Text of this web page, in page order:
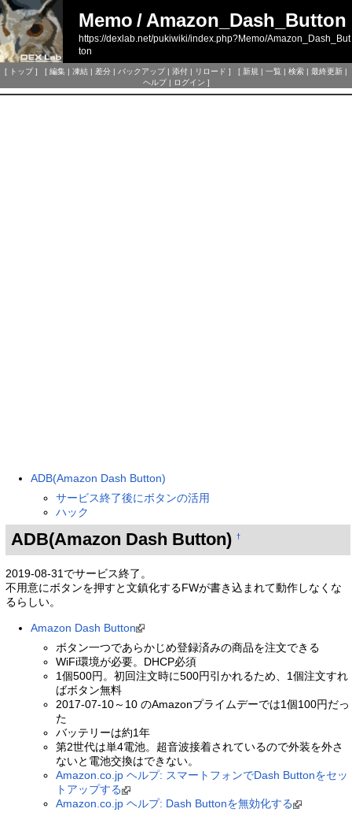
Memo / Amazon_Dash_Button
https://dexlab.net/pukiwiki/index.php?Memo/Amazon_Dash_But
ton
[ トップ] [ 編集 | 凍結 | 差分 | バックアップ| 添付 | リロード ] [ 新規 | 一覧 | 検索 | 最終更新 |
ヘルプ| ログイン ]
ADB(Amazon Dash Button)
サービス終了後にボタンの活用
ハック
ADB(Amazon Dash Button) †
2019-08-31でサービス終了。
不用意にボタンを押すと文鎮化するFWが書き込まれて動作しなくな
るらしい。
Amazon Dash Button
ボタン一つであらかじめ登録済みの商品を注文できる
WiFi環境が必要。DHCP必須
1個500円。初回注文時に500円引かれるため、1個注文すれ
ばボタン無料
2017-07-10～10 のAmazonプライムデーでは1個100円だっ
た
バッテリーは約1年
第2世代は単4電池。超音波接着されているので外装を外さ
ないと電池交換はできない。
Amazon.co.jp ヘルプ: スマートフォンでDash Buttonをセッ
トアップする
Amazon.co.jp ヘルプ: Dash Buttonを無効化する